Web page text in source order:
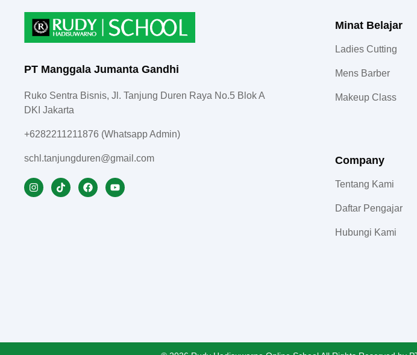
PT Manggala Jumanta Gandhi
Ruko Sentra Bisnis, Jl. Tanjung Duren Raya No.5 Blok A
DKI Jakarta
+6282211211876 (Whatsapp Admin)
schl.tanjungduren@gmail.com
Minat Belajar
Ladies Cutting
Mens Barber
Makeup Class
Company
Tentang Kami
Daftar Pengajar
Hubungi Kami